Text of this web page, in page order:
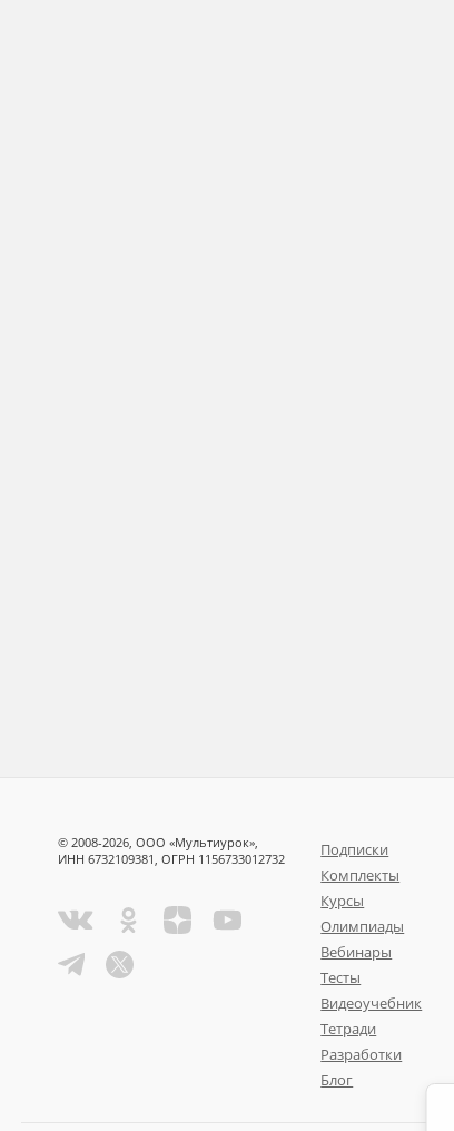
© 2008-2026, ООО «Мультиурок»,
ИНН 6732109381, ОГРН 1156733012732
Подписки
Комплекты
Курсы
Олимпиады
Вебинары
Тесты
Видеоучебник
Тетради
Разработки
Блог